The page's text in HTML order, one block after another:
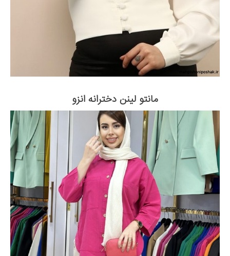
مانتو لینن دخترانه انزو